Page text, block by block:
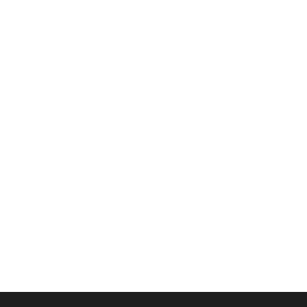
se pueden elegir en la página de producto